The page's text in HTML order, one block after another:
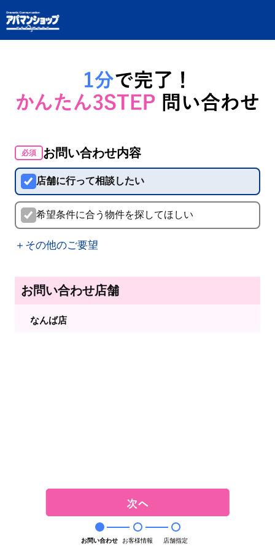
必須 お問い合わせ内容
店舗に行って相談したい
希望条件に合う物件を探してほしい
＋その他のご要望
お問い合わせ店舗
なんば店
お問い合わせ お客様情報 店舗指定